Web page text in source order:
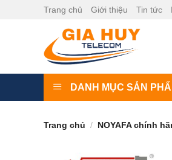
Trang chủ Giới thiệu Tin tức
DANH MỤC SẢN
Trang chủ / NOYAFA chính